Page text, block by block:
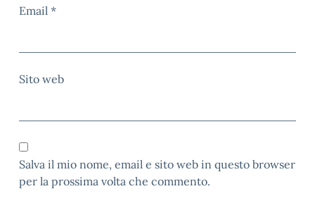
Email *
Sito web
Salva il mio nome, email e sito web in questo browser
per la prossima volta che commento.